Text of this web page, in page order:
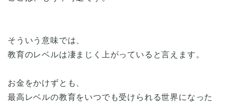
そういう意味では、
教育のレベルは凄まじく上がっていると言えます。
お金をかけずとも、
最高レベルの教育をいつでも受けられる世界になった